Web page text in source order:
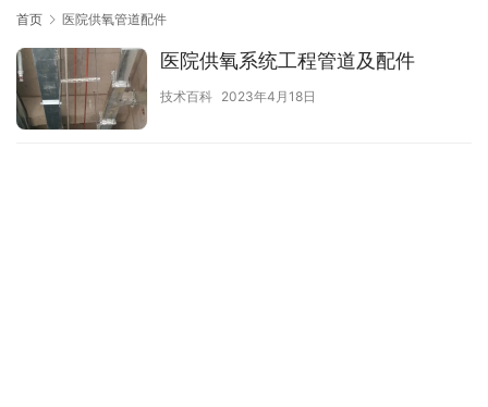
首页 医院供氧管道配件
医院供氧系统工程管道及配件
技术百科 2023年4月18日